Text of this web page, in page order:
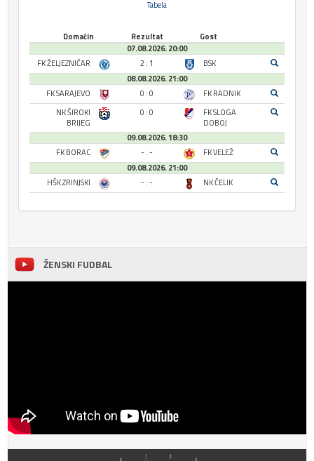
Tabela
Domaćin Rezultat
Gost
07.08.2026. 20:00
FK ŽELJEZNIČAR
2 : 1
BSK
08.08.2026. 21:00
FK SARAJEVO
0 : 0
FK RADNIK
NK ŠIROKI
BRIJEG
0 : 0
FK SLOGA
DOBOJ
09.08.2026. 18:30
FK BORAC
- : -
FK VELEŽ
09.08.2026. 21:00
HŠK ZRINJSKI
- : - NK ČELIK
ŽENSKI FUDBAL